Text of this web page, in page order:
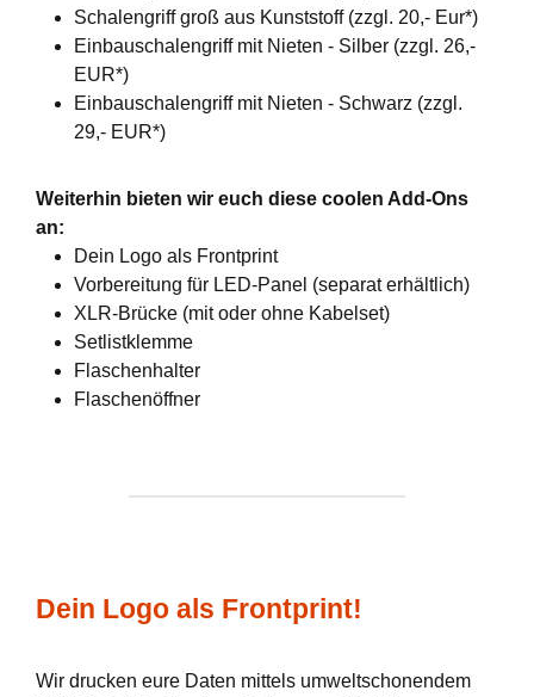
Schalengriff groß aus Kunststoff (zzgl. 20,- Eur*)
Einbauschalengriff mit Nieten - Silber (zzgl. 26,-
EUR*)
Einbauschalengriff mit Nieten - Schwarz (zzgl.
29,- EUR*)
Weiterhin bieten wir euch diese coolen Add-Ons
an:
Dein Logo als Frontprint
Vorbereitung für LED-Panel (separat erhältlich)
XLR-Brücke (mit oder ohne Kabelset)
Setlistklemme
Flaschenhalter
Flaschenöffner
Dein Logo als Frontprint!
Wir drucken eure Daten mittels umweltschonendem